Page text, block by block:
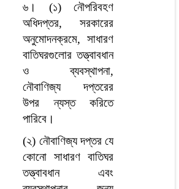
৬। (১) নৌপরিবহণ
অধিদপ্তর, সরকারের
অনুমোদনক্রমে, সাধারণ
বাতিঘরগুলোর তত্ত্বাবধান
ও ব্যবস্থাপনা,
নৌবাণিজ্য দপ্তরের
উপর ন্যস্ত করিতে
পারিবে।
(২) নৌবাণিজ্য দপ্তর যে
কোনো সাধারণ বাতিঘর
তত্ত্বাবধান এবং